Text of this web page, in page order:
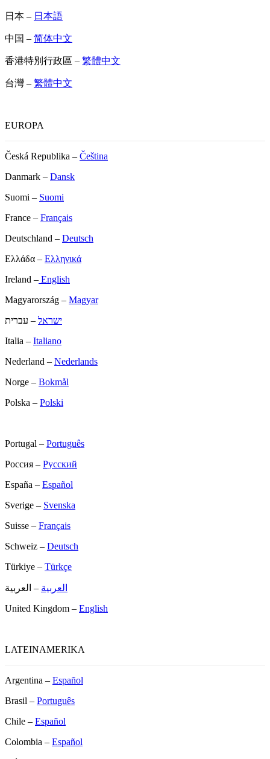
日本 – 日本語
中国 – 简体中文
香港特別行政區 – 繁體中文
台灣 – 繁體中文
EUROPA
Česká Republika – Čeština
Danmark – Dansk
Suomi – Suomi
France – Français
Deutschland – Deutsch
Ελλάδα – Ελληνικά
Ireland – English
Magyarország – Magyar
ישראל – עברית
Italia – Italiano
Nederland – Nederlands
Norge – Bokmål
Polska – Polski
Portugal – Português
Россия – Русский
España – Español
Sverige – Svenska
Suisse – Français
Schweiz – Deutsch
Türkiye – Türkçe
العربية – العربية
United Kingdom – English
LATEINAMERIKA
Argentina – Español
Brasil – Português
Chile – Español
Colombia – Español